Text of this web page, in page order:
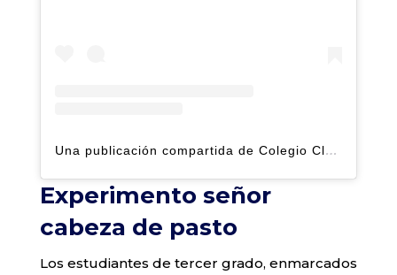
Una publicación compartida de Colegio Claret | Alto Hatillo (@clarethatillo)
Experimento señor
cabeza de pasto
Los estudiantes de tercer grado, enmarcados